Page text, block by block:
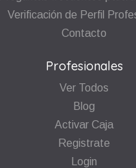
Verificación de Perfil
Contacto
Profesionales
Ver Todos
Blog
Activar Caja
Registrate
Login